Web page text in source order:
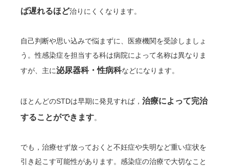
ば遅れるほど治りにくくなります。
自己判断や思い込みで悩まずに、医療機関を受診しましょ
う。性感染症を担当する科は病院によって名称は異なりま
すが、主に泌尿器科・性病科などになります。
ほとんどのSTDは早期に発見すれば， 治療によって完治
することができます。
でも，治療せず放っておくと不妊症や失明など重い症状を
引き起こす可能性があります。感染症の治療で大切なこと